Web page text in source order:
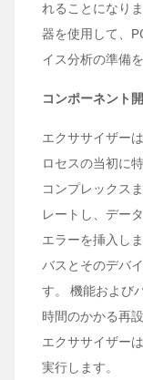
れることになり
器を使用して、
イス分析の準備
コンポーネント
エクササイザー
ロセスの当初に
コンプレックス
レートし、デー
エラーを挿入し
バスとそのデバ
す。 機能および
時間のかかる再
エクササイザー
実行します。